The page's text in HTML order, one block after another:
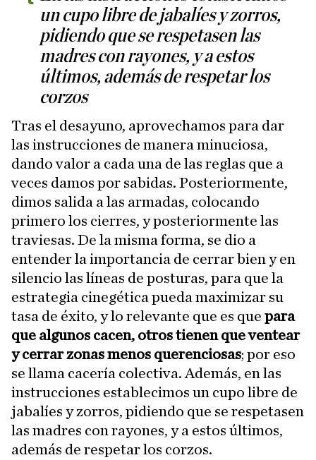
un cupo libre de jabalíes y zorros,
pidiendo que se respetasen las
madres con rayones, y a estos
últimos, además de respetar los
corzos
Tras el desayuno, aprovechamos para dar
las instrucciones de manera minuciosa,
dando valor a cada una de las reglas que a
veces damos por sabidas. Posteriormente,
dimos salida a las armadas, colocando
primero los cierres, y posteriormente las
traviesas. De la misma forma, se dio a
entender la importancia de cerrar bien y en
silencio las líneas de posturas, para que la
estrategia cinegética pueda maximizar su
tasa de éxito, y lo relevante que es que para
que algunos cacen, otros tienen que ventear
y cerrar zonas menos querenciosas; por eso
se llama cacería colectiva. Además, en las
instrucciones establecimos un cupo libre de
jabalíes y zorros, pidiendo que se respetasen
las madres con rayones, y a estos últimos,
además de respetar los corzos.